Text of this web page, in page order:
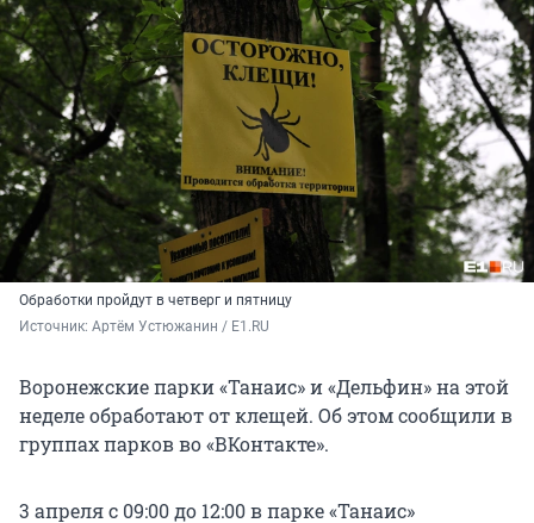
Обработки пройдут в четверг и пятницу
Источник: Артём Устюжанин / E1.RU
Воронежские парки «Танаис» и «Дельфин» на этой
неделе обработают от клещей. Об этом сообщили в
группах парков во «ВКонтакте».
3 апреля с 09:00 до 12:00 в парке «Танаис»